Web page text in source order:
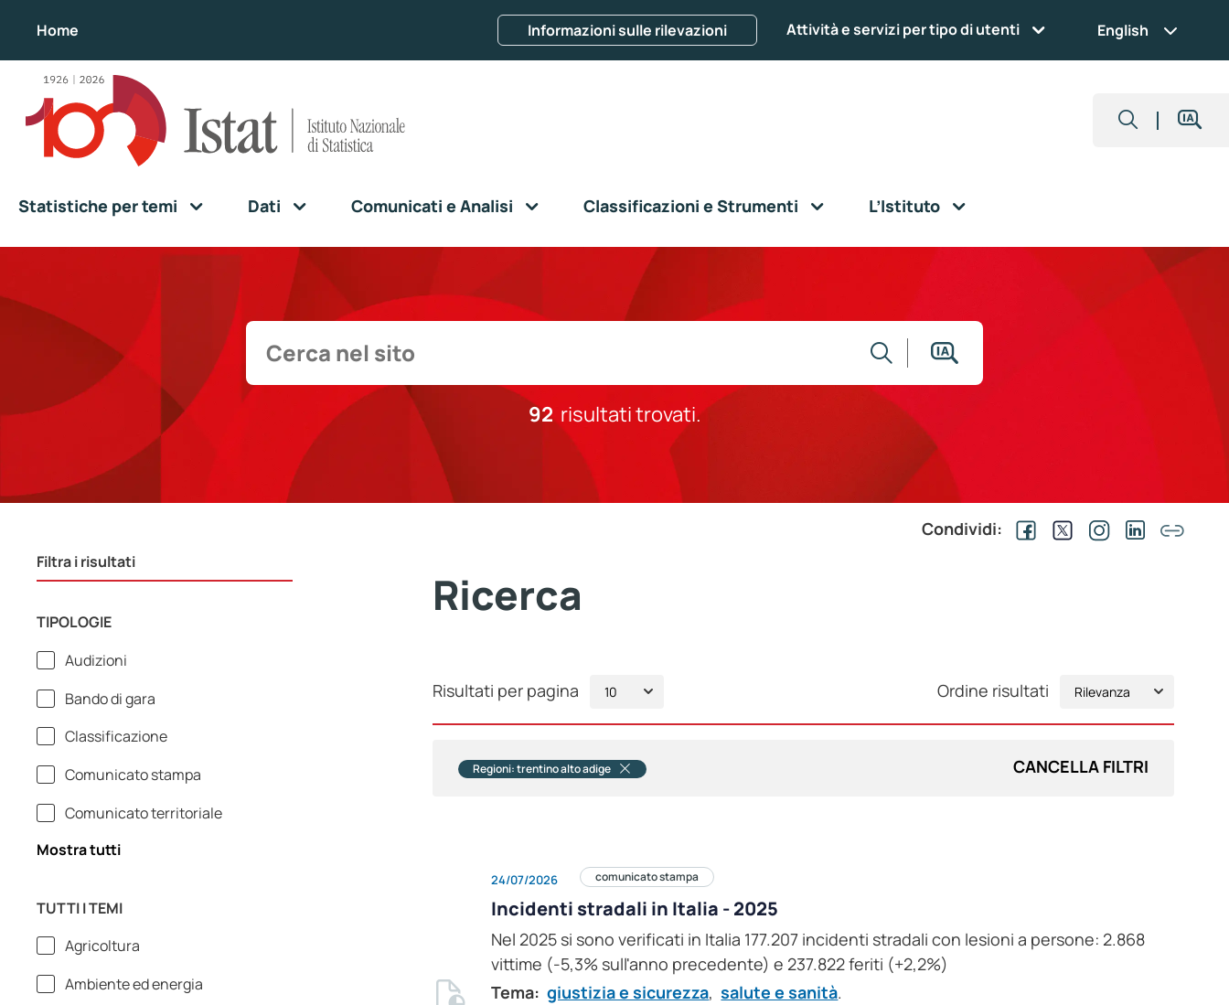
Home Informazioni sulle rilevazioni Attività e servizi per tipo di utenti English
Statistiche per temi Dati Comunicati e Analisi Classificazioni e Strumenti L’Istituto
92risultati trovati.
Filtra i risultati
TIPOLOGIE
Audizioni
Bando di gara
Classificazione
Comunicato stampa
Comunicato territoriale
Mostra tutti
TUTTI I TEMI
Agricoltura
Ambiente ed energia
Condividi:
Ricerca
Risultati per pagina Ordine risultati
Regioni: trentino alto adige CANCELLA FILTRI
24/07/2026 comunicato stampa
Incidenti stradali in Italia - 2025
Nel 2025 si sono verificati in Italia 177.207 incidenti stradali con lesioni a persone: 2.868
vittime (-5,3% sull'anno precedente) e 237.822 feriti (+2,2%)
Tema: giustizia e sicurezza, salute e sanità.